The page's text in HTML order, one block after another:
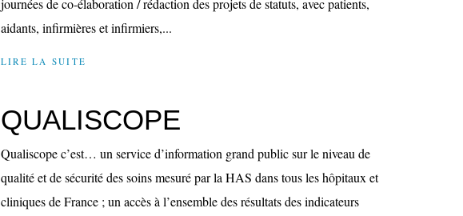
journées de co-élaboration / rédaction des projets de statuts, avec patients,
aidants, infirmières et infirmiers,...
LIRE LA SUITE
QUALISCOPE
Qualiscope c’est… un service d’information grand public sur le niveau de
qualité et de sécurité des soins mesuré par la HAS dans tous les hôpitaux et
cliniques de France ; un accès à l’ensemble des résultats des indicateurs